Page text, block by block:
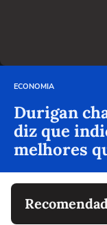
ECONOMIA
Durigan
diz que
melhores